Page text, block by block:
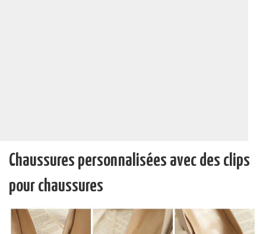
Chaussures personnalisées avec des clips
pour chaussures